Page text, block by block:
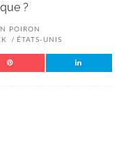
?
POIRON
ÉTATS-UNIS